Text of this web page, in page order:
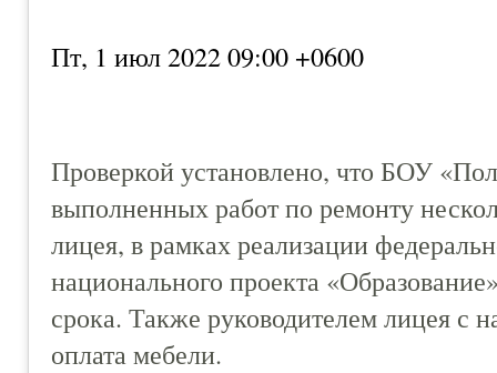
Пт, 1 июл 2022 09:00 +0600
Проверкой установлено, что БОУ
выполненных работ по ремонту
лицея, в рамках реализации
национального проекта
срока. Также руководителем лицея с
оплата мебели.